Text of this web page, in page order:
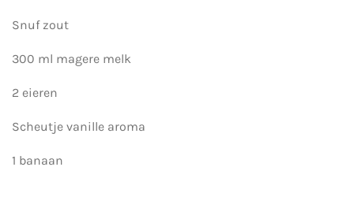
Snuf zout
300 ml magere melk
2 eieren
Scheutje vanille aroma
1 banaan